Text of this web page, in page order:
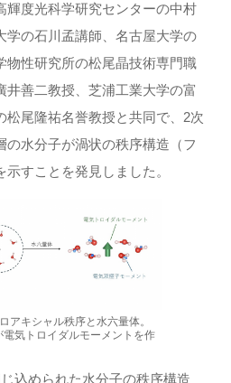
輝度光科学研究センターの中村
学の石川孟講師、名古屋大学の
物性研究所の松尾晶技術専門職
井善二教授、芝浦工業大学の富
松尾隆祐名誉教授と共同で、2次
の水分子が渦状の秩序構造（フ
すことを発見しました。
アキシャル秩序と水六量体。
気トロイダルモーメントを作
込められた水分子の秩序構造